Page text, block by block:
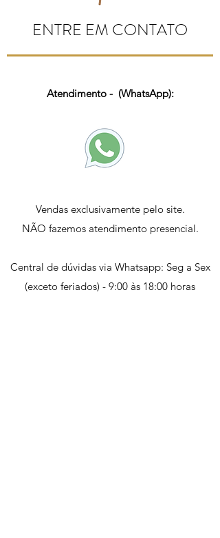
ENTRE EM CONTATO
Atendimento - (WhatsApp):
Vendas exclusivamente pelo site.
NÃO fazemos atendimento presencial.
Central de dúvidas via Whatsapp: Seg a Sex
(exceto feriados) - 9:00 às 18:00 horas